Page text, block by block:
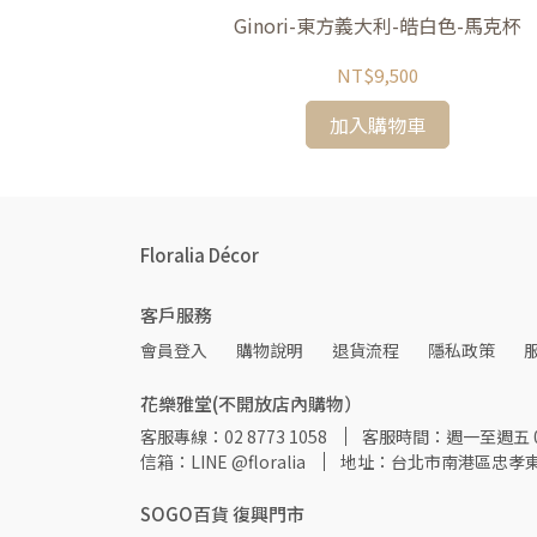
Ginori-東方義大利-皓白色-馬克杯
NT$9,500
加入購物車
Floralia Décor
客戶服務
會員登入 購物說明 退貨流程 隱私政策
花樂雅堂(不開放店內購物）
客服專線：02 8773 1058
客服時間：週一至週五
信箱：LINE @floralia
地址：台北市南港區忠孝
SOGO百貨 復興門市